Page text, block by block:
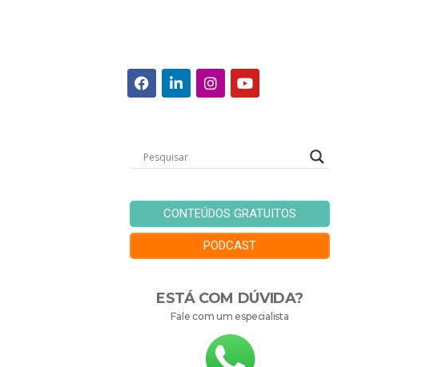
CONTEÚDOS GRATUITOS
PODCAST
ESTÁ COM DÚVIDA?
Fale com um especialista